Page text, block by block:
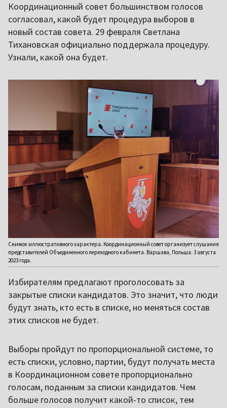
Координационный совет большинством голосов
согласовал, какой будет процедура выборов в
новый состав совета. 29 февраля Светлана
Тихановская официально поддержала процедуру.
Узнали, какой она будет.
Снимок иллюстративного характера. Координационный совет организует слушания
представителей Объединенного переходного кабинета. Варшава, Польша. 3 августа
2023 года.
Избирателям предлагают проголосовать за
закрытые списки кандидатов. Это значит, что люди
будут знать, кто есть в списке, но меняться состав
этих списков не будет.
Выборы пройдут по пропорциональной системе, то
есть списки, условно, партии, будут получать места
в Координационном совете пропорционально
голосам, поданным за списки кандидатов. Чем
больше голосов получит какой-то список, тем